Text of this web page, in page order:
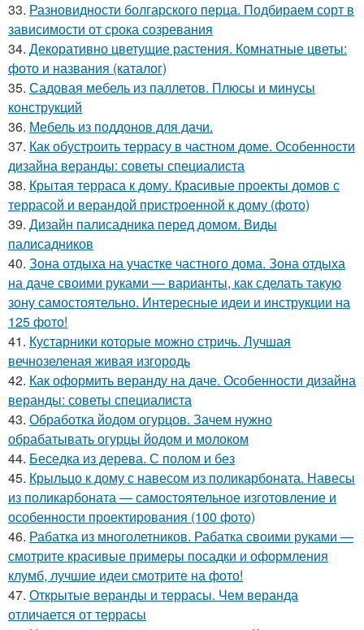
33. Разновидности болгарского перца. Подбираем сорт в
зависимости от срока созревания
34. Декоративно цветущие растения. Комнатные цветы:
фото и названия (каталог)
35. Садовая мебель из паллетов. Плюсы и минусы
конструкций
36. Мебель из поддонов для дачи.
37. Как обустроить террасу в частном доме. Особенности
дизайна веранды: советы специалиста
38. Крытая терраса к дому. Красивые проекты домов с
террасой и верандой пристроенной к дому (фото)
39. Дизайн палисадника перед домом. Виды
палисадников
40. Зона отдыха на участке частного дома. Зона отдыха
на даче своими руками — варианты, как сделать такую
зону самостоятельно. Интересные идеи и инструкции на
125 фото!
41. Кустарники которые можно стричь. Лучшая
вечнозеленая живая изгородь
42. Как оформить веранду на даче. Особенности дизайна
веранды: советы специалиста
43. Обработка йодом огурцов. Зачем нужно
обрабатывать огурцы йодом и молоком
44. Беседка из дерева. С полом и без
45. Крыльцо к дому с навесом из поликарбоната. Навесы
из поликарбоната — самостоятельное изготовление и
особенности проектирования (100 фото)
46. Рабатка из многолетников. Рабатка своими руками —
смотрите красивые примеры посадки и оформления
клумб, лучшие идеи смотрите на фото!
47. Открытые веранды и террасы. Чем веранда
отличается от террасы